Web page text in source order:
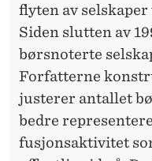
flyten av
Siden slutten av
børsnoterte
Forfatterne
justerer antallet
bedre
fusjonsaktivitet